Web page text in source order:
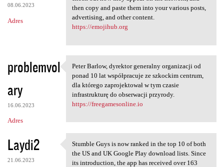
08.06.2023
Adres
then copy and paste them into your various posts,
advertising, and other content.
https://emojihub.org
problemvol
ary
16.06.2023
Adres
Peter Barlow, dyrektor
Peter Barlow, dyrektor generalny organizacji od
ponad 10 lat współpracuje ze szkockim centrum,
dla którego zaprojektował w tym czasie
infrastrukturę do obserwacji przyrody.
https://freegamesonline.io
Laydi2
21.06.2023
Stumble Guys is now ranked in
Stumble Guys is now ranked in the top 10 of both
the US and UK Google Play download lists. Since
its introduction, the app has received over 163